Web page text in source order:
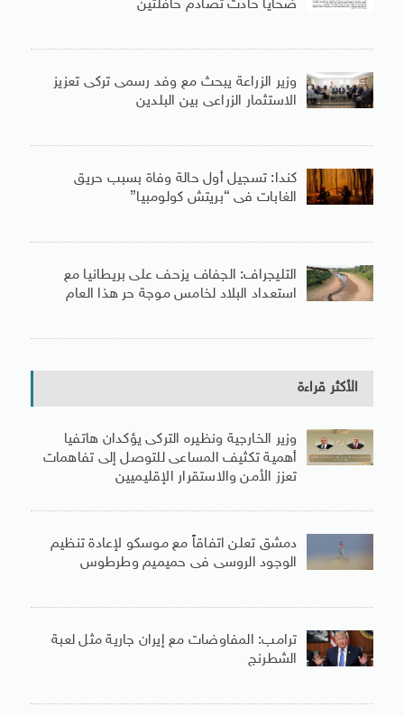
ضحايا حادث تصادم حافلتين
وزير الزراعة يبحث مع وفد رسمى تركى تعزيز
الاستثمار الزراعى بين البلدين
كندا: تسجيل أول حالة وفاة بسبب حريق
الغابات فى “بريتش كولومبيا”
التليجراف: الجفاف يزحف على بريطانيا مع
استعداد البلاد لخامس موجة حر هذا العام
الأكثر قراءة
وزير الخارجية ونظيره التركى يؤكدان هاتفيا
أهمية تكثيف المساعى للتوصل إلى تفاهمات
تعزز الأمن والاستقرار الإقليميين
دمشق تعلن اتفاقاً مع موسكو لإعادة تنظيم
الوجود الروسى فى حميميم وطرطوس
ترامب: المفاوضات مع إيران جارية مثل لعبة
الشطرنج